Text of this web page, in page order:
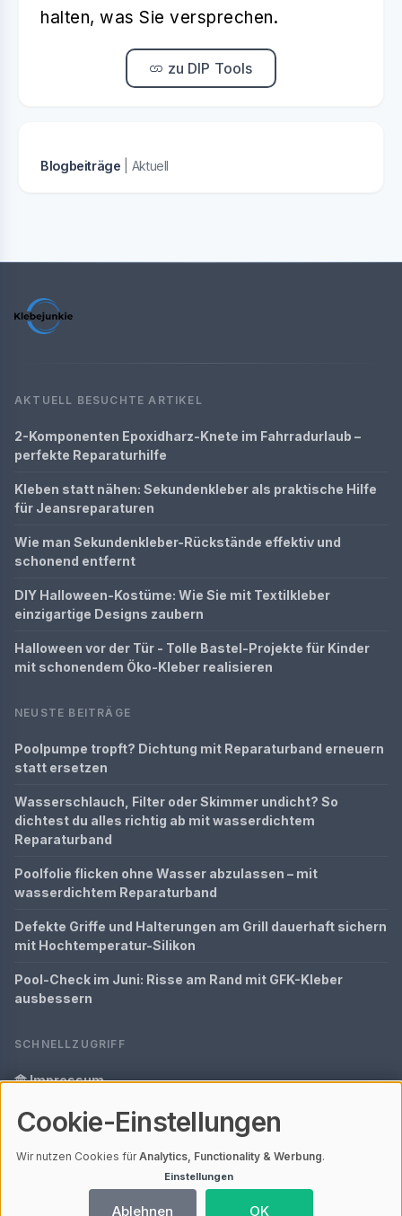
halten, was Sie versprechen.
zu DIP Tools
Blogbeiträge | Aktuell
AKTUELL BESUCHTE ARTIKEL
2-Komponenten Epoxidharz-Knete im Fahrradurlaub –
perfekte Reparaturhilfe
Kleben statt nähen: Sekundenkleber als praktische Hilfe
für Jeansreparaturen
Wie man Sekundenkleber-Rückstände effektiv und
schonend entfernt
DIY Halloween-Kostüme: Wie Sie mit Textilkleber
einzigartige Designs zaubern
Halloween vor der Tür - Tolle Bastel-Projekte für Kinder
mit schonendem Öko-Kleber realisieren
NEUSTE BEITRÄGE
Poolpumpe tropft? Dichtung mit Reparaturband erneuern
statt ersetzen
Wasserschlauch, Filter oder Skimmer undicht? So
dichtest du alles richtig ab mit wasserdichtem
Reparaturband
Poolfolie flicken ohne Wasser abzulassen – mit
wasserdichtem Reparaturband
Defekte Griffe und Halterungen am Grill dauerhaft sichern
mit Hochtemperatur-Silikon
Pool-Check im Juni: Risse am Rand mit GFK-Kleber
ausbessern
SCHNELLZUGRIFF
Impressum
Datenschutz
Ihre Datenschutzeinstellungen
Cookie-Einstellungen
Wir nutzen Cookies fürAnalytics, Functionality & Werbung.
Einstellungen
Ablehnen OK